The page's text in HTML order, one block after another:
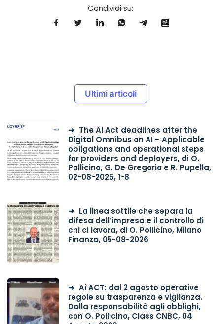
Condividi su:
Ultimi articoli
The AI Act deadlines after the
Digital Omnibus on AI – Applicable
obligations and operational steps
for providers and deployers, di O.
Pollicino, G. De Gregorio e R. Pupella,
02-08-2026, 1-8
La linea sottile che separa la
difesa dell’impresa e il controllo di
chi ci lavora, di O. Pollicino, Milano
Finanza, 05-08-2026
Ai ACT: dal 2 agosto operative
regole su trasparenza e vigilanza.
Dalla responsabilità agli obblighi,
con O. Pollicino, Class CNBC, 04